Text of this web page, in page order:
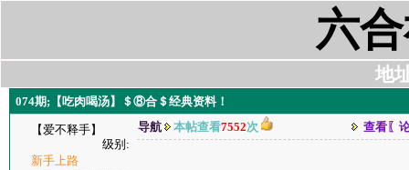
六
地
074期;【吃肉喝汤】＄⑧合＄经典资料！
【爱不释手】
级别:
新手上路
导航 本帖查看7552次 查看〖